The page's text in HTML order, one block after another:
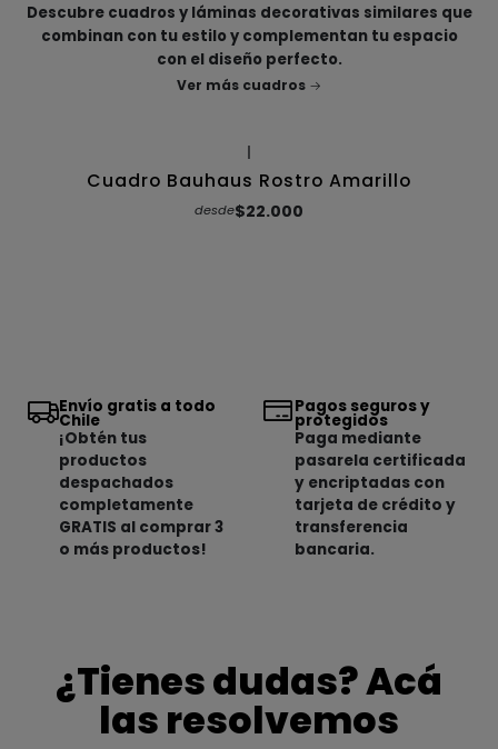
Descubre cuadros y láminas decorativas similares que
combinan con tu estilo y complementan tu espacio
con el diseño perfecto.
Ver más cuadros
Cuadro Bauhaus Rostro Amarillo
desde$22.000
Envío gratis a todo
Chile
¡Obtén tus
productos
despachados
completamente
GRATIS al comprar 3
o más productos!
Pagos seguros y
protegidos
Paga mediante
pasarela certificada
y encriptadas con
tarjeta de crédito y
transferencia
bancaria.
¿Tienes dudas? Acá
las resolvemos